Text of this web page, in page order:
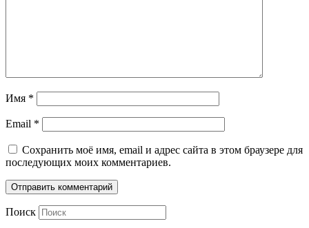
Имя *
Email *
Сохранить моё имя, email и адрес сайта в этом браузере для
последующих моих комментариев.
Поиск